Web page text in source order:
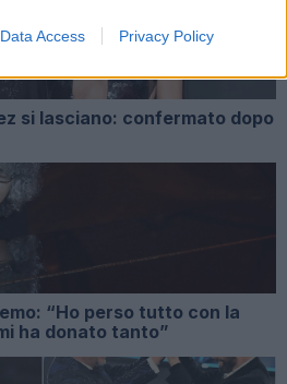
Data Access Privacy Policy
si lasciano: confermato dopo
“Ho perso tutto con la
ha donato tanto”